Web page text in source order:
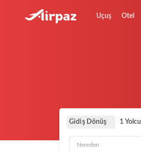
Uçuş Otel
Gidiş Dönüş 1 Yolcu
Nereden